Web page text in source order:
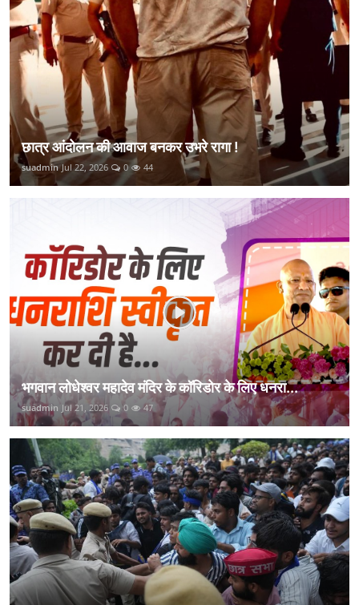
छात्र आंदोलन की आवाज बनकर उभरे रागा !
suadmin Jul 22, 2026 0 44
भगवान लोधेश्वर महादेव मंदिर के कॉरिडोर के लिए धनरा...
suadmin Jul 21, 2026 0 47